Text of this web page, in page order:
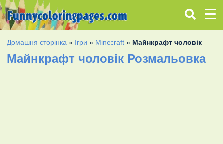
Домашня сторінка » Ігри » Minecraft » Майнкрафт чоловік
Майнкрафт чоловік Розмальовка